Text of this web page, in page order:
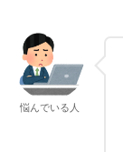
悩んでいる人